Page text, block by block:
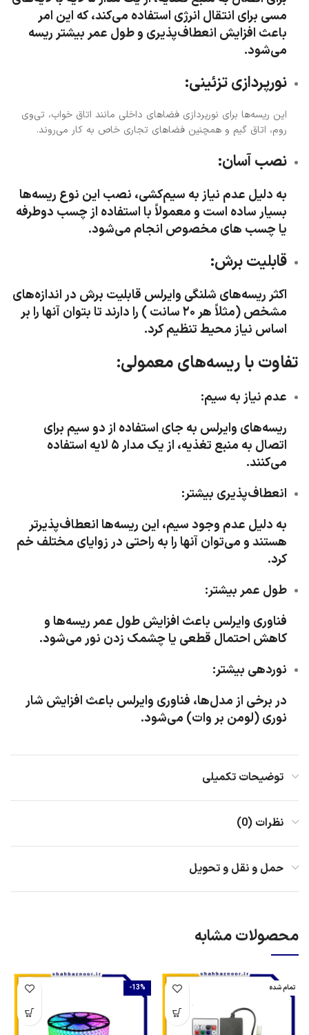
مسی برای انتقال انرژی استفاده می‌کند، که این امر
باعث افزایش انعطاف‌پذیری و طول عمر بیشتر ریسه
می‌شود.
نورپردازی تزئینی:
این ریسه‌ها برای نورپردازی فضاهای داخلی مانند اتاق خواب، تی‌وی
روم، اتاق گیم و همچنین فضاهای تجاری خاص به کار می‌روند.
نصب آسان:
به دلیل عدم نیاز به سیم‌کشی، نصب این نوع ریسه‌ها
بسیار ساده است و معمولاً با استفاده از چسب دوطرفه
یا چسب های مخصوص انجام می‌شود.
قابلیت برش:
اکثر ریسه‌های شلنگی وایرلس قابلیت برش در اندازه‌های
مشخص (مثلاً هر ۲۰ سانت ) را دارند تا بتوان آنها را بر
اساس نیاز محیط تنظیم کرد.
تفاوت با ریسه‌های معمولی:
عدم نیاز به سیم:
ریسه‌های وایرلس به جای استفاده از دو سیم برای
اتصال به منبع تغذیه، از یک مدار ۵ لایه استفاده
می‌کنند.
انعطاف‌پذیری بیشتر:
به دلیل عدم وجود سیم، این ریسه‌ها انعطاف‌پذیرتر
هستند و می‌توان آنها را به راحتی در زوایای مختلف خم
کرد.
طول عمر بیشتر:
فناوری وایرلس باعث افزایش طول عمر ریسه‌ها و
کاهش احتمال قطعی یا چشمک زدن نور می‌شود.
نوردهی بیشتر:
در برخی از مدل‌ها، فناوری وایرلس باعث افزایش شار
نوری (لومن بر وات) می‌شود.
توضیحات تکمیلی
نظرات (0)
حمل و نقل و تحویل
محصولات مشابه
تمام شده -13%